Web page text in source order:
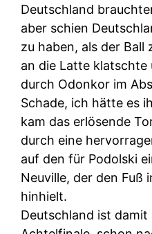
Deutschland
aber schien
zu haben, als der
an die Latte klatschte
durch Odonkor im
Schade, ich hätte es
kam das erlösende
durch eine
auf den für Podolski
Neuville, der den Fuß
hinhielt.
Deutschland ist